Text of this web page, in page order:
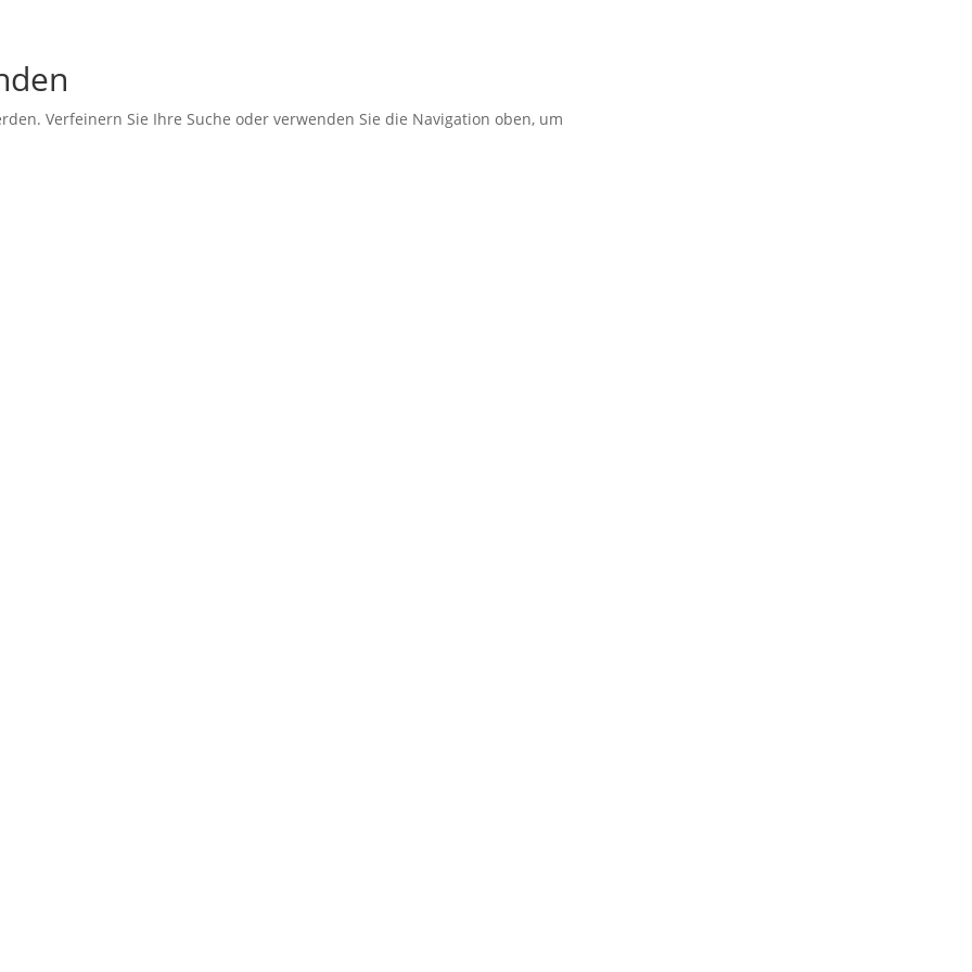
Verfeinern Sie Ihre Suche oder verwenden Sie die Navigation oben, um